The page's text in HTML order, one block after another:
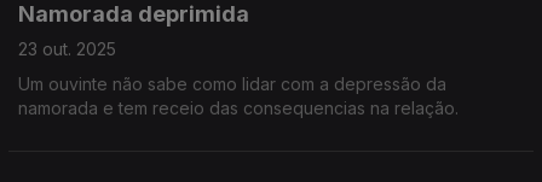
Namorada deprimida
23 out. 2025
Um ouvinte não sabe como lidar com a depressão da
namorada e tem receio das consequencias na relação.